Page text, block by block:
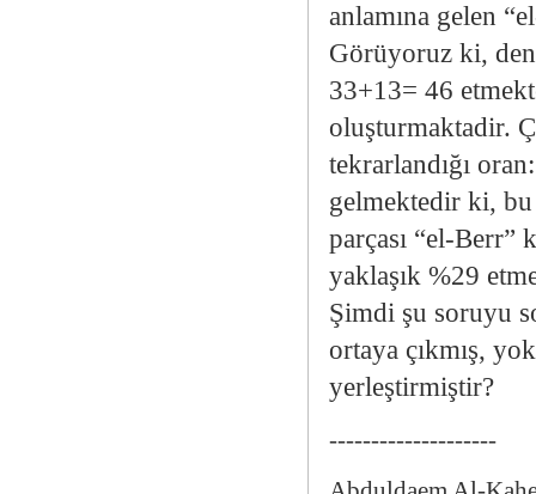
anlamına gelen
Görüyoruz ki,
33+13= 46
oluşturmaktadir.
tekrarlandığı
gelmektedir ki, bu
parçası “el-Berr”
yaklaşık %29
Şimdi şu soruyu
ortaya çıkmış,
yerleştirmiştir?
--------------------